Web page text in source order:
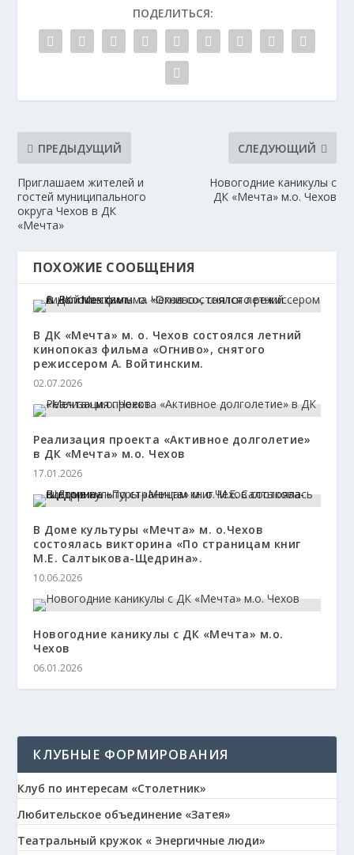
ПОДЕЛИТЬСЯ:
ПРЕДЫДУЩИЙ
Приглашаем жителей и
гостей муниципального
округа Чехов в ДК
«Мечта»
СЛЕДУЮЩИЙ
Новогодние каникулы с
ДК «Мечта» м.о. Чехов
ПОХОЖИЕ СООБЩЕНИЯ
В ДК «Мечта» м. о. Чехов состоялся летний
кинопоказ фильма «Огниво», снятого
режиссером А. Войтинским.
02.07.2026
Реализация проекта «Активное долголетие»
в ДК «Мечта» м.о. Чехов
17.01.2026
В Доме культуры «Мечта» м. о.Чехов
состоялась викторина «По страницам книг
М.Е. Салтыкова-Щедрина».
10.06.2026
Новогодние каникулы с ДК «Мечта» м.о.
Чехов
06.01.2026
КЛУБНЫЕ ФОРМИРОВАНИЯ
Клуб по интересам «Столетник»
Любительское объединение «Затея»
Театральный кружок « Энергичные люди»